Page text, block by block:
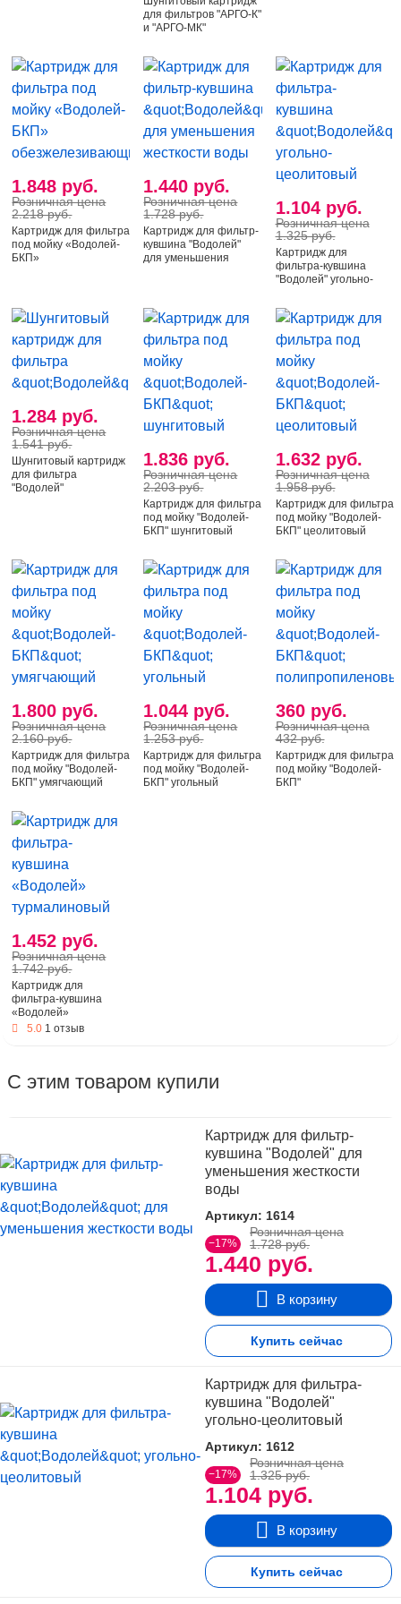
для фильтров "АРГО-К"
и "АРГО-МК"
1.848 руб.
Розничная цена
2.218 руб.
Картридж для фильтра
под мойку «Водолей-
БКП»
1.440 руб.
Розничная цена
1.728 руб.
Картридж для фильтр-
кувшина "Водолей"
для уменьшения
1.104 руб.
Розничная цена
1.325 руб.
Картридж для
фильтра-кувшина
"Водолей" угольно-
1.284 руб.
Розничная цена
1.541 руб.
Шунгитовый картридж
для фильтра
"Водолей"
1.836 руб.
Розничная цена
2.203 руб.
Картридж для фильтра
под мойку "Водолей-
БКП" шунгитовый
1.632 руб.
Розничная цена
1.958 руб.
Картридж для фильтра
под мойку "Водолей-
БКП" цеолитовый
1.800 руб.
Розничная цена
2.160 руб.
Картридж для фильтра
под мойку "Водолей-
БКП" умягчающий
1.044 руб.
Розничная цена
1.253 руб.
Картридж для фильтра
под мойку "Водолей-
БКП" угольный
360 руб.
Розничная цена
432 руб.
Картридж для фильтра
под мойку "Водолей-
БКП"
1.452 руб.
Розничная цена
1.742 руб.
Картридж для
фильтра-кувшина
«Водолей»
турмалиновый
5.0 1 отзыв
С этим товаром купили
Картридж для фильтр-
кувшина "Водолей" для
уменьшения жесткости
воды
Артикул: 1614
−17%
1.440 руб.
Розничная цена
1.728 руб.
В корзину
Купить сейчас
Картридж для фильтра-
кувшина "Водолей"
угольно-цеолитовый
Артикул: 1612
−17%
1.104 руб.
Розничная цена
1.325 руб.
В корзину
Купить сейчас